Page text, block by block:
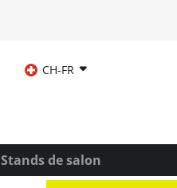
CH-FR
Stands de salon